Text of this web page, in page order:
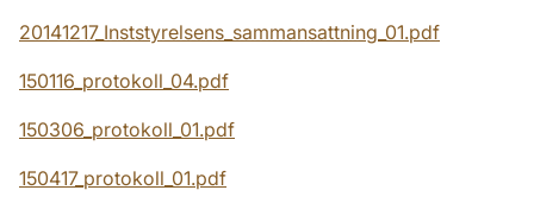
20141217_Inststyrelsens_sammansattning_01.pdf
150116_protokoll_04.pdf
150306_protokoll_01.pdf
150417_protokoll_01.pdf